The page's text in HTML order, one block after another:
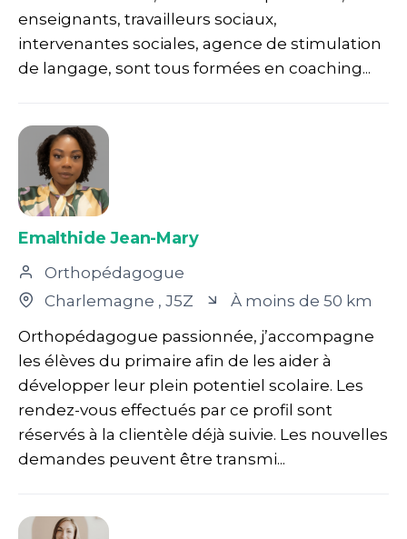
enseignants, travailleurs sociaux,
intervenantes sociales, agence de stimulation
de langage, sont tous formées en coaching...
Emalthide Jean-Mary
Orthopédagogue
Charlemagne , J5Z
À moins de 50 km
Orthopédagogue passionnée, j’accompagne
les élèves du primaire afin de les aider à
développer leur plein potentiel scolaire. Les
rendez-vous effectués par ce profil sont
réservés à la clientèle déjà suivie. Les nouvelles
demandes peuvent être transmi...